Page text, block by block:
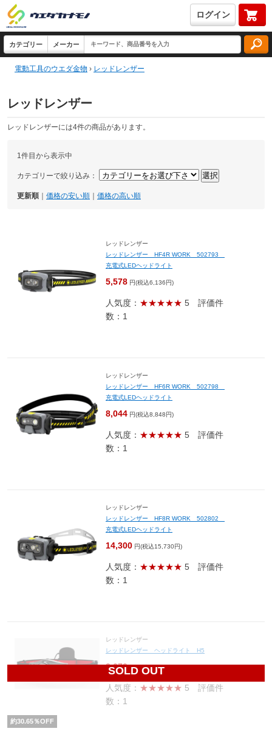
ログイン
電動工具のウエダ金物 › レッドレンザー
レッドレンザー
レッドレンザーには4件の商品があります。
1件目から表示中
カテゴリーで絞り込み：
更新順 価格の安い順 価格の高い順
レッドレンザー
レッドレンザー HF4R WORK 502793
充電式LEDヘッドライト
5,578 円(税込6,136円)
人気度： ★★★★★ 5 評価件
数：1
レッドレンザー
レッドレンザー HF6R WORK 502798
充電式LEDヘッドライト
8,044 円(税込8,848円)
人気度： ★★★★★ 5 評価件
数：1
レッドレンザー
レッドレンザー HF8R WORK 502802
充電式LEDヘッドライト
14,300 円(税込15,730円)
人気度： ★★★★★ 5 評価件
数：1
SOLD OUT
レッドレンザー
レッドレンザー ヘッドライト H5
2,670 円(税込2,937円)
人気度： ★★★★★ 5 評価件
数：1
約30.65％OFF